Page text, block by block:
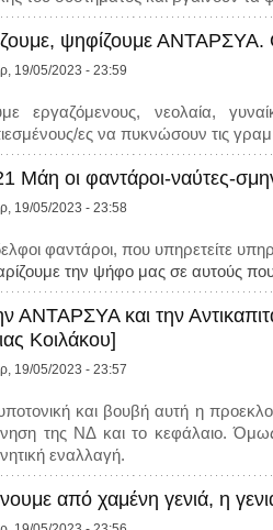
ψηφίζουμε
19/05/2023 - 23:59
εργαζόμενους, νεολαία,
ες να πυκνώσουν τις
Μάη οι φαντάροι-ναύτες-
19/05/2023 - 23:58
φαντάροι, που υπηρετείτε
την ψήφο μας σε αυτούς
ΑΝΤΑΡΣΥΑ και την
Κοιλάκου]
19/05/2023 - 23:57
και βουβή αυτή η
της ΝΔ και το κεφάλαιο.
εναλλαγή.
από χαμένη γενιά, η